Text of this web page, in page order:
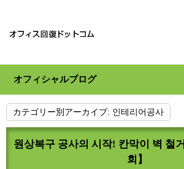
オフィシャルブログ
カテゴリー別アーカイブ: 인테리어공사
원상복구 공사의 시작! 칸막이 벽 철
회】